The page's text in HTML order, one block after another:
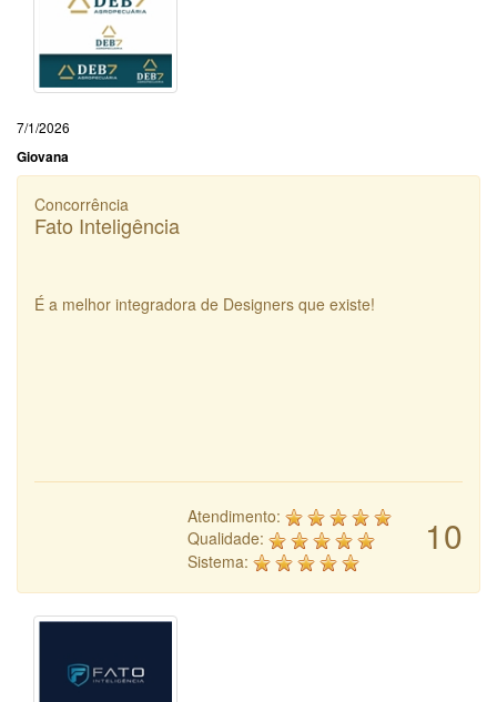
7/1/2026
Giovana
Concorrência
Fato Inteligência
É a melhor integradora de Designers que existe!
10
Atendimento:
Qualidade:
Sistema: